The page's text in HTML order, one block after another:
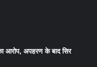
आरोप, अपहरण के बाद सिर